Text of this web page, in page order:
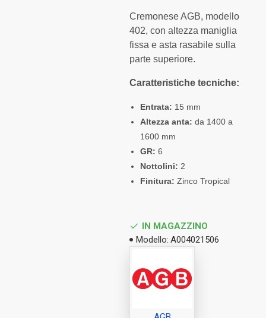
Cremonese AGB, modello
402, con altezza maniglia
fissa e asta rasabile sulla
parte superiore.
Caratteristiche tecniche:
Entrata: 15 mm
Altezza anta:da 1400 a
1600 mm
GR: 6
Nottolini: 2
Finitura: Zinco Tropical
IN MAGAZZINO
Modello: A004021506